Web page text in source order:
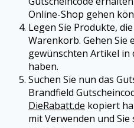
Online-Shop gehen
Legen Sie Produkte,
Warenkorb. Gehen Sie
gewünschten Artikel
haben.
Suchen Sie nun das
Brandfield
DieRabatt.de kopiert
mit Verwenden und